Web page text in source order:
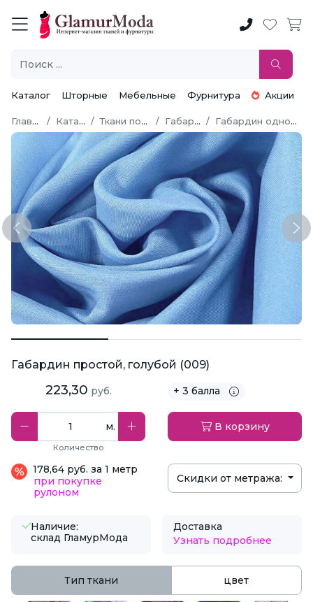
Каталог Шторные Мебельные Фурнитура Акции
Главная Каталог Ткани по типу Габардин Габардин однотонный
Previous
Габардин простой, голубой (009)
223,30 руб. + 3 балла
м.
Количество
В корзину
178,64 руб. за 1 метр
при покупке
рулоном
Скидки от метража:
Наличие:
склад ГламурМода
Доставка
Узнать подробнее
Тип ткани цвет